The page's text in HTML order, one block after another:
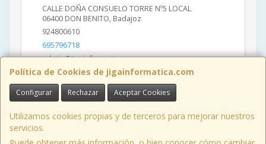
Política de Cookies de jigainformatica.com
Configurar Rechazar Aceptar Cookies
Utilizamos cookies propias y de terceros para mejorar nuestros
servicios.
CALLE DOÑA CONSUELO TORRE Nº5 LOCAL
06400 DON BENITO, Badajoz
924800610
695796718
admin@jigainformatica.com
Horario
10:00 a 14:00 y de 17:00 a 20:00